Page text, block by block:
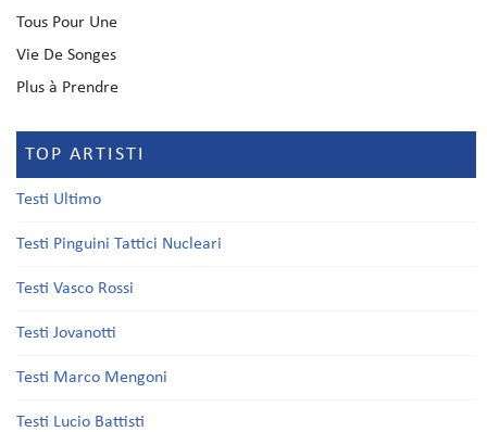
Tous Pour Une
Vie De Songes
Plus à Prendre
TOP ARTISTI
Testi Ultimo
Testi Pinguini Tattici Nucleari
Testi Vasco Rossi
Testi Jovanotti
Testi Marco Mengoni
Testi Lucio Battisti